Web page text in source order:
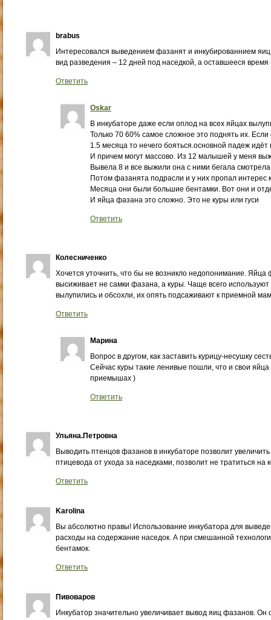
brabus
Интересовался выведением фазанят и инкубированнием
вид разведения – 12 дней под наседкой, а оставшееся время
Ответить
Oskar
В инкубаторе даже если оплод на всех яйцах
Только 70 60% самое сложное это поднять их.
1.5 месяца то нечего бояться.основной падеж идёт
И причем могут массово. Из 12 малышей у меня
Вывела 8 и все выжили она с ними бегала
Потом фазанята подрасли и у них пропал интерес
Месяца они были большие бентамки. Вот они и
И яйца фазана это сложно. Это не куры или гуси
Ответить
Колесниченко
Хочется уточнить, что бы не возникло недопонимание.
высиживает не самки фазана, а куры. Чаще всего используют
вылупились и обсохли, их опять подсаживают к приемной
Ответить
Марина
Вопрос в другом, как заставить курицу-несушку
Сейчас куры такие ленивые пошли, что и свои
приемышах )
Ответить
Ульяна.Петровна
Выводить птенцов фазанов в инкубаторе позволит
птицевода от ухода за наседками, позволит не тратиться
Ответить
Karolina
Вы абсолютно правы! Использование инкубатора для
расходы на содержание наседок. А при смешанной
бентамок.
Ответить
Пивоваров
Инкубатор значительно увеличивает вывод яиц фазанов. Он